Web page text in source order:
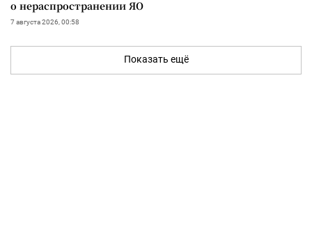
о нераспространении ЯО
7 августа 2026, 00:58
Показать ещё